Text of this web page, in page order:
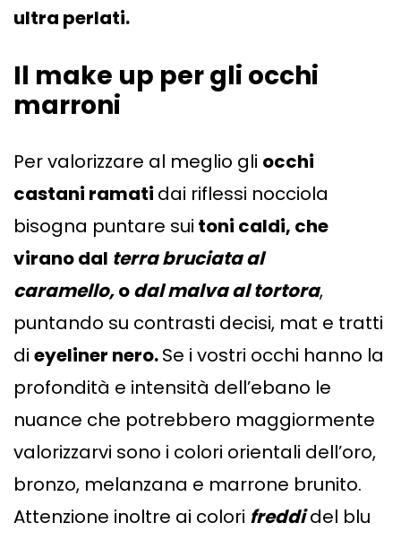
ultra perlati.
Il make up per gli occhi
marroni
Per valorizzare al meglio gli occhi
castani ramati dai riflessi nocciola
bisogna puntare sui toni caldi, che
virano dal terra bruciata al
caramello,odal malva al tortora,
puntando su contrasti decisi, mat e tratti
di eyeliner nero.Se i vostri occhi hanno la
profondità e intensità dell’ebano le
nuance che potrebbero maggiormente
valorizzarvi sono i colori orientali dell’oro,
bronzo, melanzana e marrone brunito.
Attenzione inoltre ai colori freddidel blu